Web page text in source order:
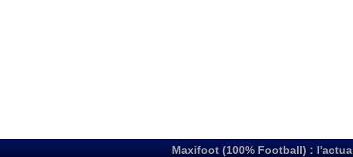
Maxifoot (100% Football) :